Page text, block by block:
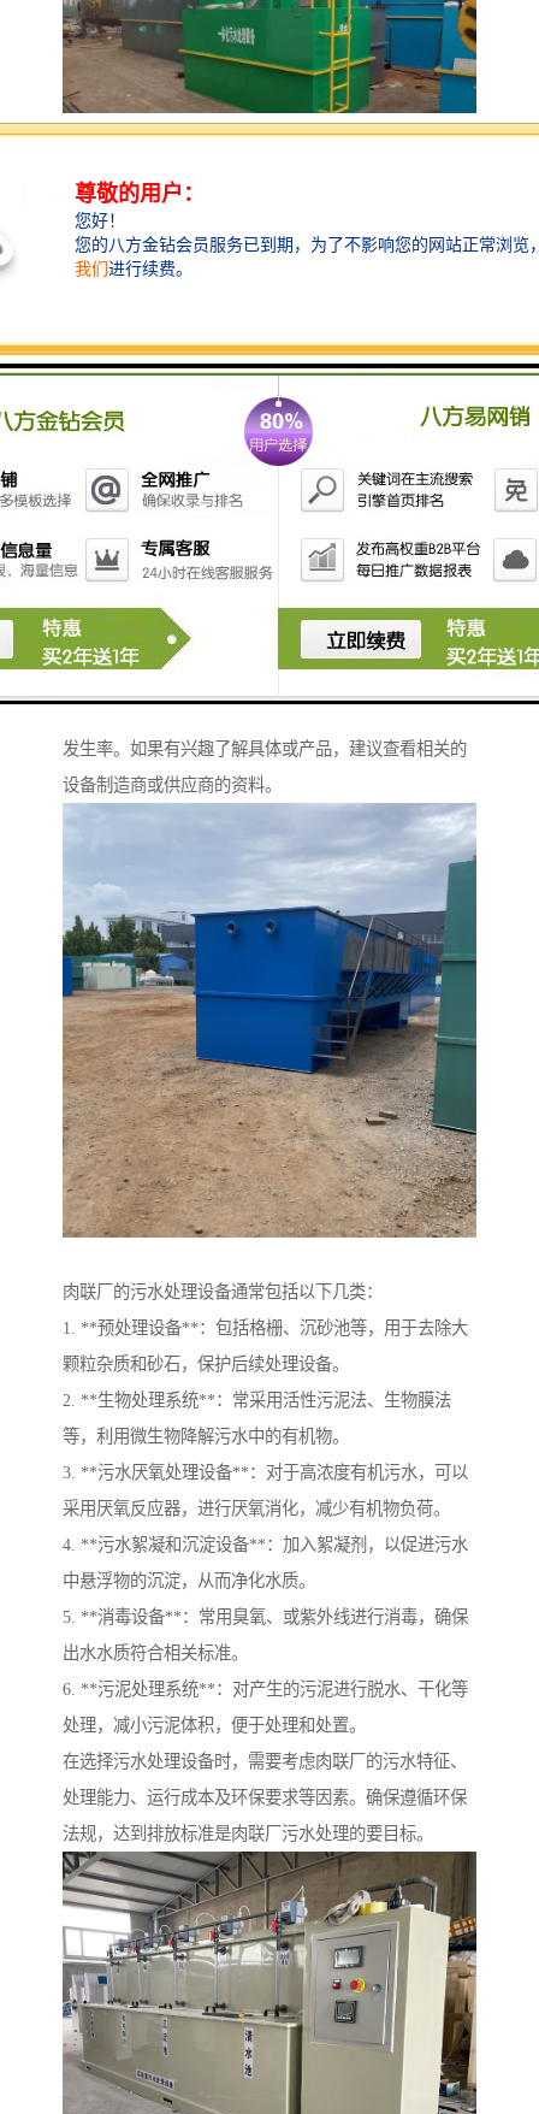
医用小型缓释消毒器是一种用于机构的设备，旨在持续
释放消毒剂以保持环境的清洁与卫生。这类设备通常具
有以下特点：
保空气和表面的持续消毒，减少病菌的传播风险。
手术室等不同场所，不占用太多空间。
3. **安全性**：设计上考虑到医用环境的特殊需求，所
用的消毒剂应无性、无残留，确保对患者和医务人员的
4. **自动化与智能化**：一些产品可能配备传感器，根
据环境条件自动调整释放量，提高消毒效果。
5. **性**：能有效杀灭多种细菌、病毒和真菌，达到消
毒的目的。
发生率。如果有兴趣了解具体或产品，建议查看相关的
设备制造商或供应商的资料。
肉联厂的污水处理设备通常包括以下几类：
1. **预处理设备**：包括格栅、沉砂池等，用于去除大
颗粒杂质和砂石，保护后续处理设备。
2. **生物处理系统**：常采用活性污泥法、生物膜法
等，利用微生物降解污水中的有机物。
3. **污水厌氧处理设备**：对于高浓度有机污水，可以
采用厌氧反应器，进行厌氧消化，减少有机物负荷。
4. **污水絮凝和沉淀设备**：加入絮凝剂，以促进污水
中悬浮物的沉淀，从而净化水质。
5. **消毒设备**：常用臭氧、或紫外线进行消毒，确保
出水水质符合相关标准。
6. **污泥处理系统**：对产生的污泥进行脱水、干化等
处理，减小污泥体积，便于处理和处置。
在选择污水处理设备时，需要考虑肉联厂的污水特征、
处理能力、运行成本及环保要求等因素。确保遵循环保
法规，达到排放标准是肉联厂污水处理的要目标。